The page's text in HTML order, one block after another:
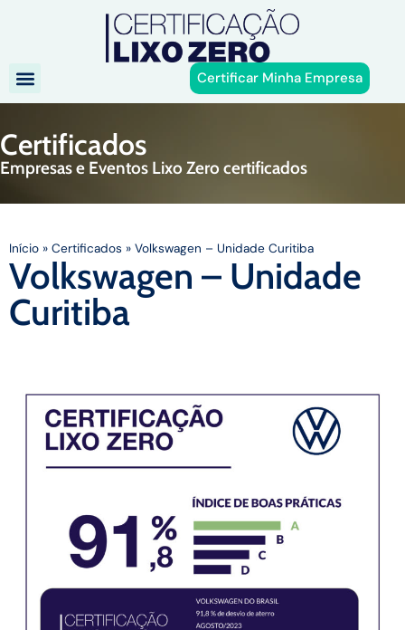
Certificar Minha Empresa
Certificados
Empresas e Eventos Lixo Zero certificados
Início » Certificados » Volkswagen – Unidade Curitiba
Volkswagen – Unidade
Curitiba